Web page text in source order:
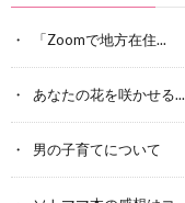
「Zoomで地方在住...
あなたの花を咲かせる...
男の子育てについて